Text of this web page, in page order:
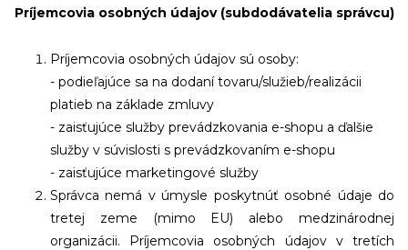
Príjemcovia osobných údajov (subdodávatelia správcu)
Príjemcovia osobných údajov sú osoby:
- podieľajúce sa na dodaní tovaru/služieb/realizácii
platieb na základe zmluvy
- zaisťujúce služby prevádzkovania e-shopu a ďalšie
služby v súvislosti s prevádzkovaním e-shopu
- zaisťujúce marketingové služby
Správca nemá v úmysle poskytnúť osobné údaje do
tretej zeme (mimo EU) alebo medzinárodnej
organizácii. Príjemcovia osobných údajov v tretích